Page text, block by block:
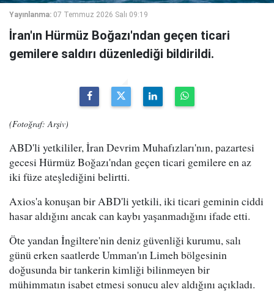
Yayınlanma: 07 Temmuz 2026 Salı 09:19
İran'ın Hürmüz Boğazı'ndan geçen ticari
gemilere saldırı düzenlediği bildirildi.
(Fotoğraf: Arşiv)
ABD'li yetkililer, İran Devrim Muhafızları'nın, pazartesi
gecesi Hürmüz Boğazı'ndan geçen ticari gemilere en az
iki füze ateşlediğini belirtti.
Axios'a konuşan bir ABD'li yetkili, iki ticari geminin ciddi
hasar aldığını ancak can kaybı yaşanmadığını ifade etti.
Öte yandan İngiltere'nin deniz güvenliği kurumu, salı
günü erken saatlerde Umman'ın Limeh bölgesinin
doğusunda bir tankerin kimliği bilinmeyen bir
mühimmatın isabet etmesi sonucu alev aldığını açıkladı.